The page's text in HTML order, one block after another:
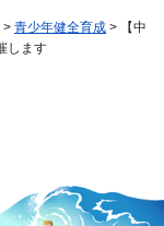
> 青少年健全育成 > 【中
します